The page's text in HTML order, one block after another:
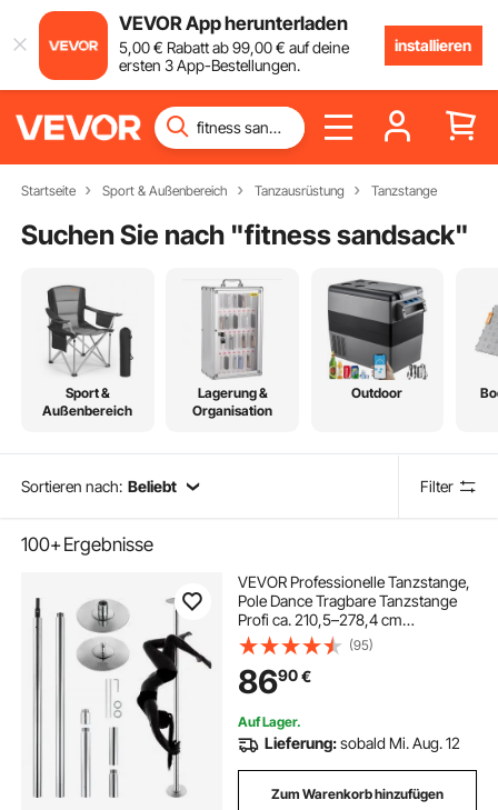
VEVOR App herunterladen
5,00€ Rabatt ab99,00€ auf deine
ersten 3 App-Bestellungen.
installieren
Startseite Sport & Außenbereich Tanzausrüstung Tanzstange
Suchen Sie nach "fitness sandsack"
Sport &
Außenbereich
Lagerung &
Organisation
Outdoor
Sortieren nach: Beliebt Filter
100+Ergebnisse
VEVOR Professionelle Tanzstange,
Pole Dance Tragbare Tanzstange
Profi ca. 210,5–278,4 cm
Höhenverstellbare Abnehmbare
Fitnessstange Spinning Fitness
Silber, Tanzstange Fitnessstudios,
Club, Party
(95)
8690€
Auf Lager.
Lieferung:sobald Mi. Aug. 12
Zum Warenkorb hinzufügen